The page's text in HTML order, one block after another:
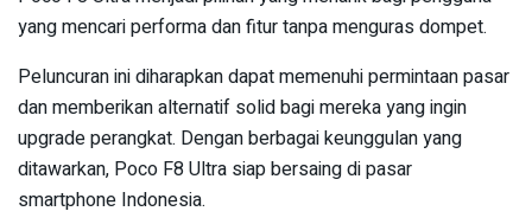
yang mencari performa dan fitur tanpa menguras dompet.
Peluncuran ini diharapkan dapat memenuhi permintaan pasar
dan memberikan alternatif solid bagi mereka yang ingin
upgrade perangkat. Dengan berbagai keunggulan yang
ditawarkan, Poco F8 Ultra siap bersaing di pasar
smartphone Indonesia.